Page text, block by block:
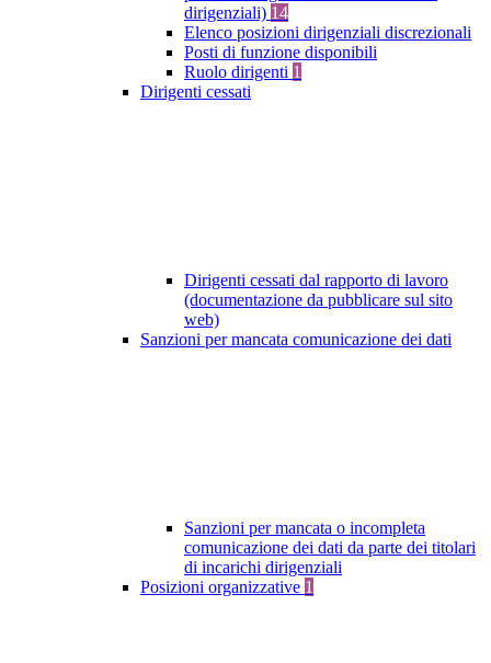
dirigenziali) 14
Elenco posizioni dirigenziali discrezionali
Posti di funzione disponibili
Ruolo dirigenti 1
Dirigenti cessati
Dirigenti cessati dal rapporto di lavoro
(documentazione da pubblicare sul sito
web)
Sanzioni per mancata comunicazione dei dati
Sanzioni per mancata o incompleta
comunicazione dei dati da parte dei titolari
di incarichi dirigenziali
Posizioni organizzative 1